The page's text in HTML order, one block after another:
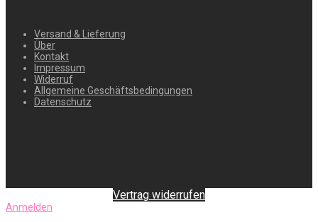
Versand & Lieferung
Über
Kontakt
Impressum
Widerruf
Allgemeine Geschäftsbedingungen
Datenschutz
Vertrag widerrufen
Anmelden